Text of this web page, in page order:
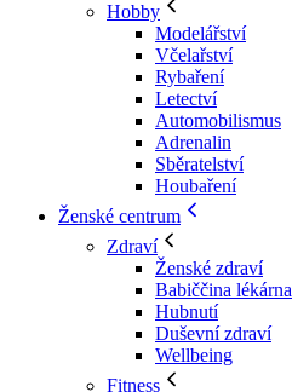
Hobby
Modelářství
Včelařství
Rybaření
Letectví
Automobilismus
Adrenalin
Sběratelství
Houbaření
Ženské centrum
Zdraví
Ženské zdraví
Babiččina lékárna
Hubnutí
Duševní zdraví
Wellbeing
Fitness